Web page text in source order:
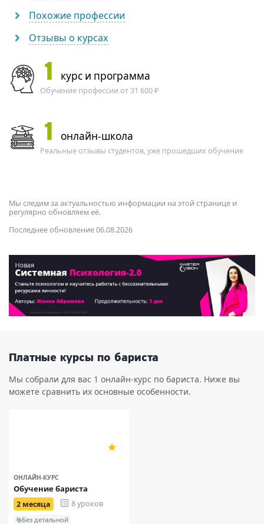
Похожие профессии
Отзывы о курсах
1 курс и программа
Обучение профессии от 31 600 ₽
1 онлайн-школа
Реальные отзывы студентов, уже прошедших обучение
Мы следим за актуальностью информации на этой странице и
регулярно обновляем её.
Последнее обновление 06.08.2026
Платные курсы по бариста
Мы собрали для вас 1 онлайн-курс по бариста. Ниже вы
можете сравнить их основные особенности.
ОНЛАЙН-КУРС
Обучение бариста
2 месяца 8 уроков
Без детальной